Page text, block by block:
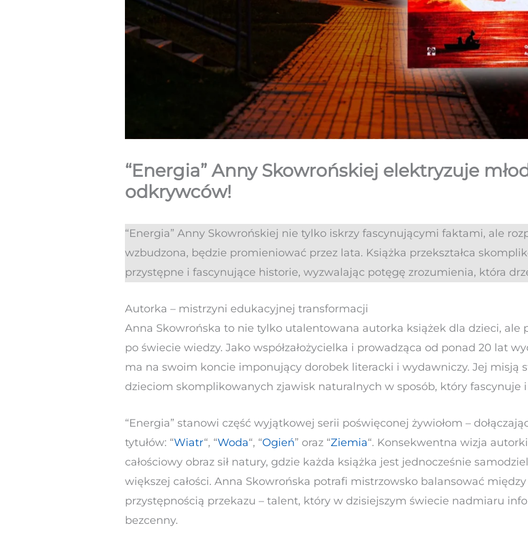
“Energia” Anny Skowrońskiej elektryzuje
odkrywców!
“Energia” Anny Skowrońskiej nie tylko iskrzy fascynującymi faktami, ale
wzbudzona, będzie promieniować przez lata. Książka przekształca
przystępne i fascynujące historie, wyzwalając potęgę zrozumienia, która
Autorka – mistrzyni edukacyjnej transformacji
Anna Skowrońska to nie tylko utalentowana autorka książek dla dzieci, ale
po świecie wiedzy. Jako współzałożycielka i prowadząca od ponad 20 lat
ma na swoim koncie imponujący dorobek literacki i wydawniczy. Jej misją
dzieciom skomplikowanych zjawisk naturalnych w sposób, który fascynuje
“Energia” stanowi część wyjątkowej serii poświęconej żywiołom –
tytułów: “Wiatr“, “Woda“, “Ogień” oraz “Ziemia“. Konsekwentna wizja
całościowy obraz sił natury, gdzie każda książka jest jednocześnie
większej całości. Anna Skowrońska potrafi mistrzowsko balansować
przystępnością przekazu – talent, który w dzisiejszym świecie nadmiaru
bezcenny.